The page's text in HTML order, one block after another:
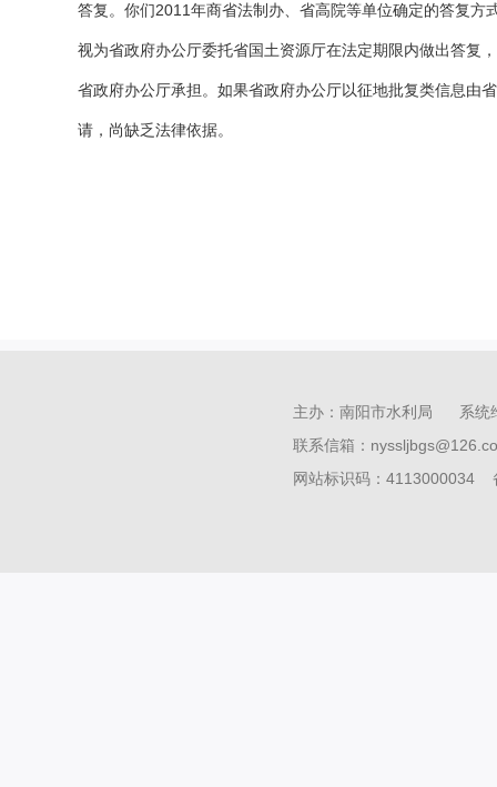
答复。你们2011年商省法制办、省高院等单位确定的答复
视为省政府办公厅委托省国土资源厅在法定期限内做出答复
省政府办公厅承担。如果省政府办公厅以征地批复类信息由
请，尚缺乏法律依据。
主办：南阳市水利局 系
联系信箱：
网站标识码：4113000034